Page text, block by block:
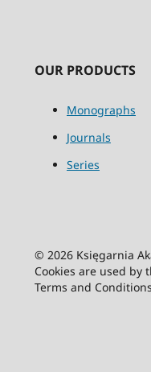
OUR PRODUCTS
Monographs
Journals
Series
© 2026 Księgarnia
Cookies are used
Terms and